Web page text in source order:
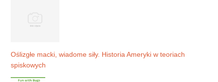
Oślizgłe macki, wiadome siły. Historia Ameryki w teoriach
spiskowych